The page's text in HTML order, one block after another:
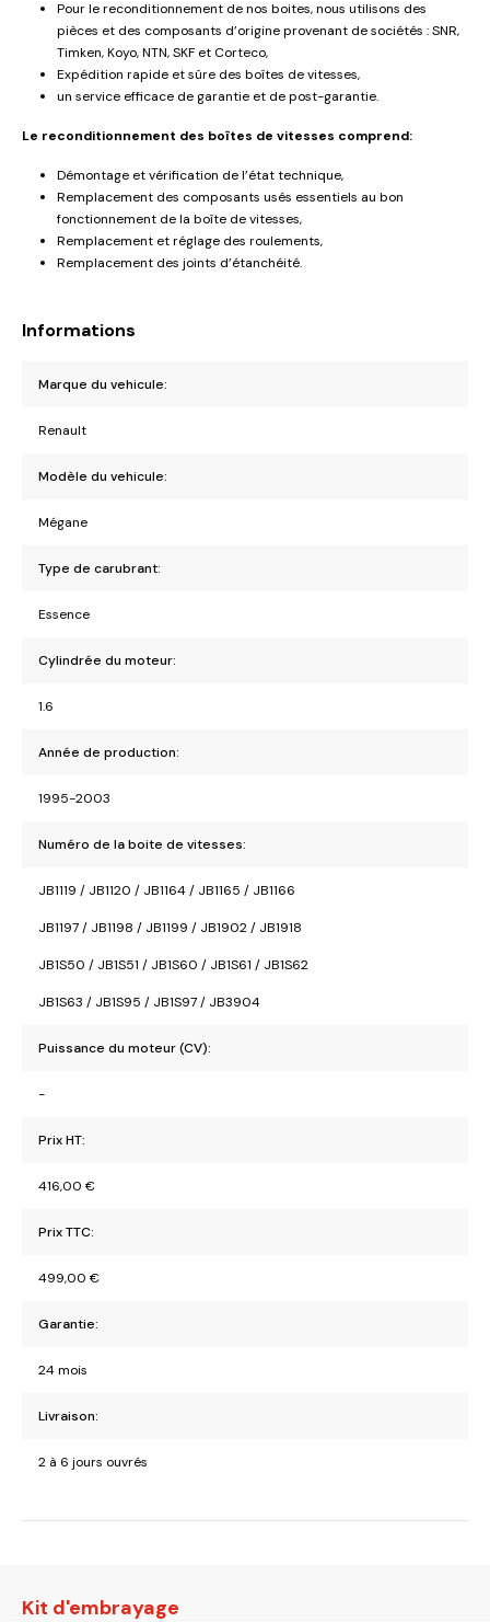
Pour le reconditionnement de nos boites, nous utilisons des
pièces et des composants d’origine provenant de sociétés : SNR,
Timken, Koyo, NTN, SKF et Corteco,
Expédition rapide et sûre des boîtes de vitesses,
un service efficace de garantie et de post-garantie.
Le reconditionnement des boîtes de vitesses comprend:
Démontage et vérification de l’état technique,
Remplacement des composants usés essentiels au bon
fonctionnement de la boîte de vitesses,
Remplacement et réglage des roulements,
Remplacement des joints d’étanchéité.
Informations
Marque du vehicule:
Renault
Modèle du vehicule:
Mégane
Type de carubrant:
Essence
Cylindrée du moteur:
1.6
Année de production:
1995-2003
Numéro de la boite de vitesses:
JB1119 / JB1120 / JB1164 / JB1165 / JB1166
JB1197 / JB1198 / JB1199 / JB1902 / JB1918
JB1S50 / JB1S51 / JB1S60 / JB1S61 / JB1S62
JB1S63 / JB1S95 / JB1S97 / JB3904
Puissance du moteur (CV):
-
Prix HT:
416,00 €
Prix TTC:
499,00 €
Garantie:
24 mois
Livraison:
2 à 6 jours ouvrés
Kit d'embrayage